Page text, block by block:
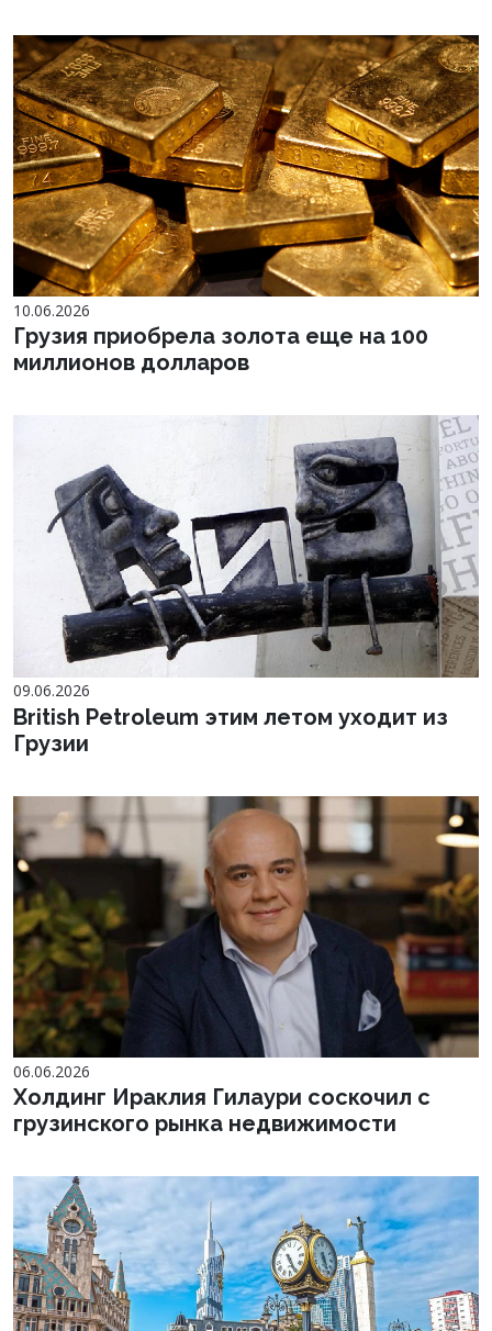
10.06.2026
Грузия приобрела золота еще на 100
миллионов долларов
09.06.2026
British Petroleum этим летом уходит из
Грузии
06.06.2026
Холдинг Ираклия Гилаури соскочил с
грузинского рынка недвижимости